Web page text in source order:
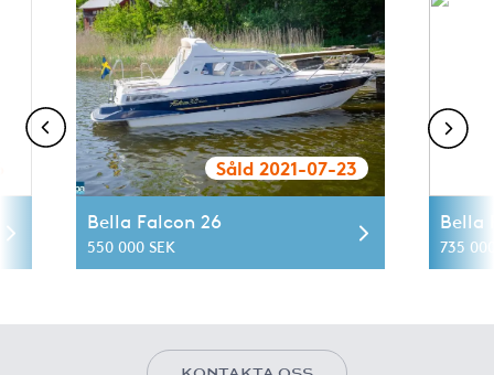
Såld 2021-07-23
Bella Falcon 26
550 000 SEK
Bella
735